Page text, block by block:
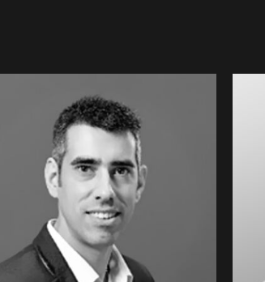
BRICARD Emmanuel •
SHIFT 89 : Intervenant au
2MF (2025)